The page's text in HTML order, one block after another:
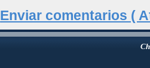
Enviar comentarios (